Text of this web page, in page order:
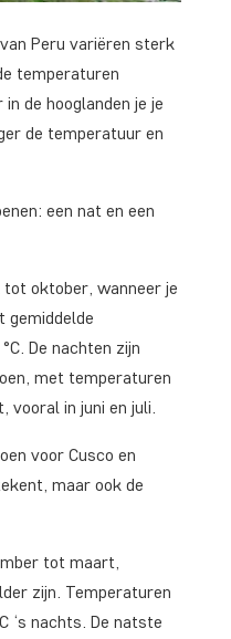
Peru variëren sterk
temperaturen
de hooglanden je je
de temperatuur en
een nat en een
oktober, wanneer je
gemiddelde
De nachten zijn
met temperaturen
vooral in juni en juli.
voor Cusco en
maar ook de
tot maart,
zijn. Temperaturen
‘s nachts. De natste